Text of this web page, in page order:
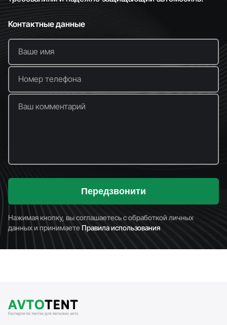
Контактные данные
Ваше имя
Номер телефона
Ваш комментарий
Передзвонити
Нажимая кнопку, вы соглашаетесь с обработкой личных
данных и принимаетеПравила использования